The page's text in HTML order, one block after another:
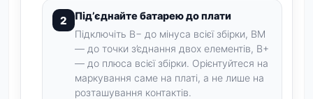
Під’єднайте батарею до плати
Підключіть B− до мінуса всієї збірки, BM
— до точки з’єднання двох елементів, B+
— до плюса всієї збірки. Орієнтуйтеся на
маркування саме на платі, а не лише на
розташування контактів.